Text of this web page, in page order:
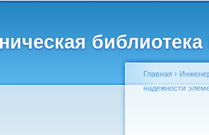
Главная ›
надежности